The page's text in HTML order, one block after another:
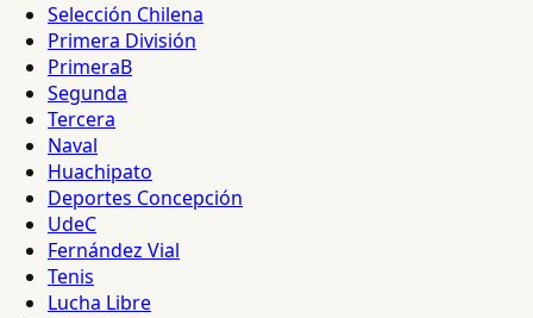
Selección Chilena
Primera División
PrimeraB
Segunda
Tercera
Naval
Huachipato
Deportes Concepción
UdeC
Fernández Vial
Tenis
Lucha Libre